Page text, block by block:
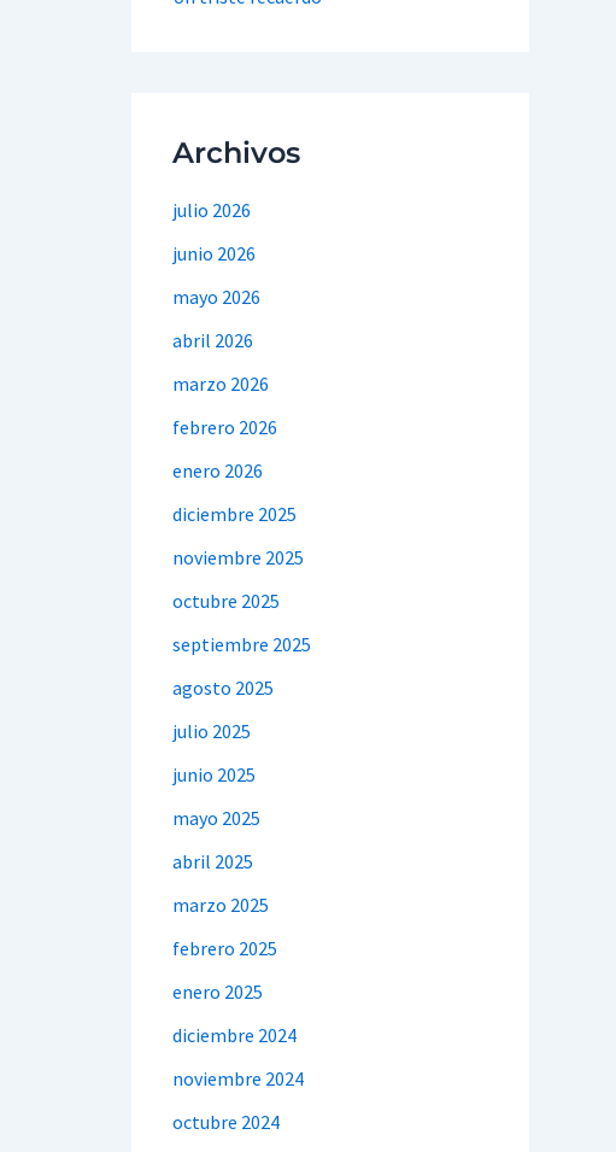
Archivos
julio 2026
junio 2026
mayo 2026
abril 2026
marzo 2026
febrero 2026
enero 2026
diciembre 2025
noviembre 2025
octubre 2025
septiembre 2025
agosto 2025
julio 2025
junio 2025
mayo 2025
abril 2025
marzo 2025
febrero 2025
enero 2025
diciembre 2024
noviembre 2024
octubre 2024